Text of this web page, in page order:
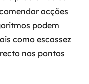
acções
podem
como escassez
nos pontos